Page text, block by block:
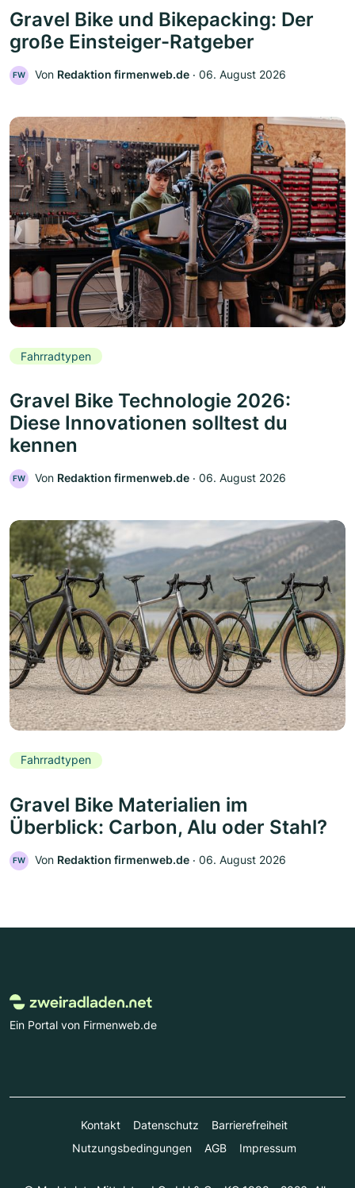
Gravel Bike und Bikepacking: Der
große Einsteiger-Ratgeber
FW Von Redaktion firmenweb.de ‧ 06. August 2026
Fahrradtypen
Gravel Bike Technologie 2026:
Diese Innovationen solltest du
kennen
FW Von Redaktion firmenweb.de ‧ 06. August 2026
Fahrradtypen
Gravel Bike Materialien im
Überblick: Carbon, Alu oder Stahl?
FW Von Redaktion firmenweb.de ‧ 06. August 2026
Ein Portal von Firmenweb.de
Kontakt Datenschutz
Barrierefreiheit
Nutzungsbedingungen
AGB Impressum